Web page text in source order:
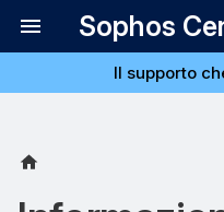
Sophos
Il supporto